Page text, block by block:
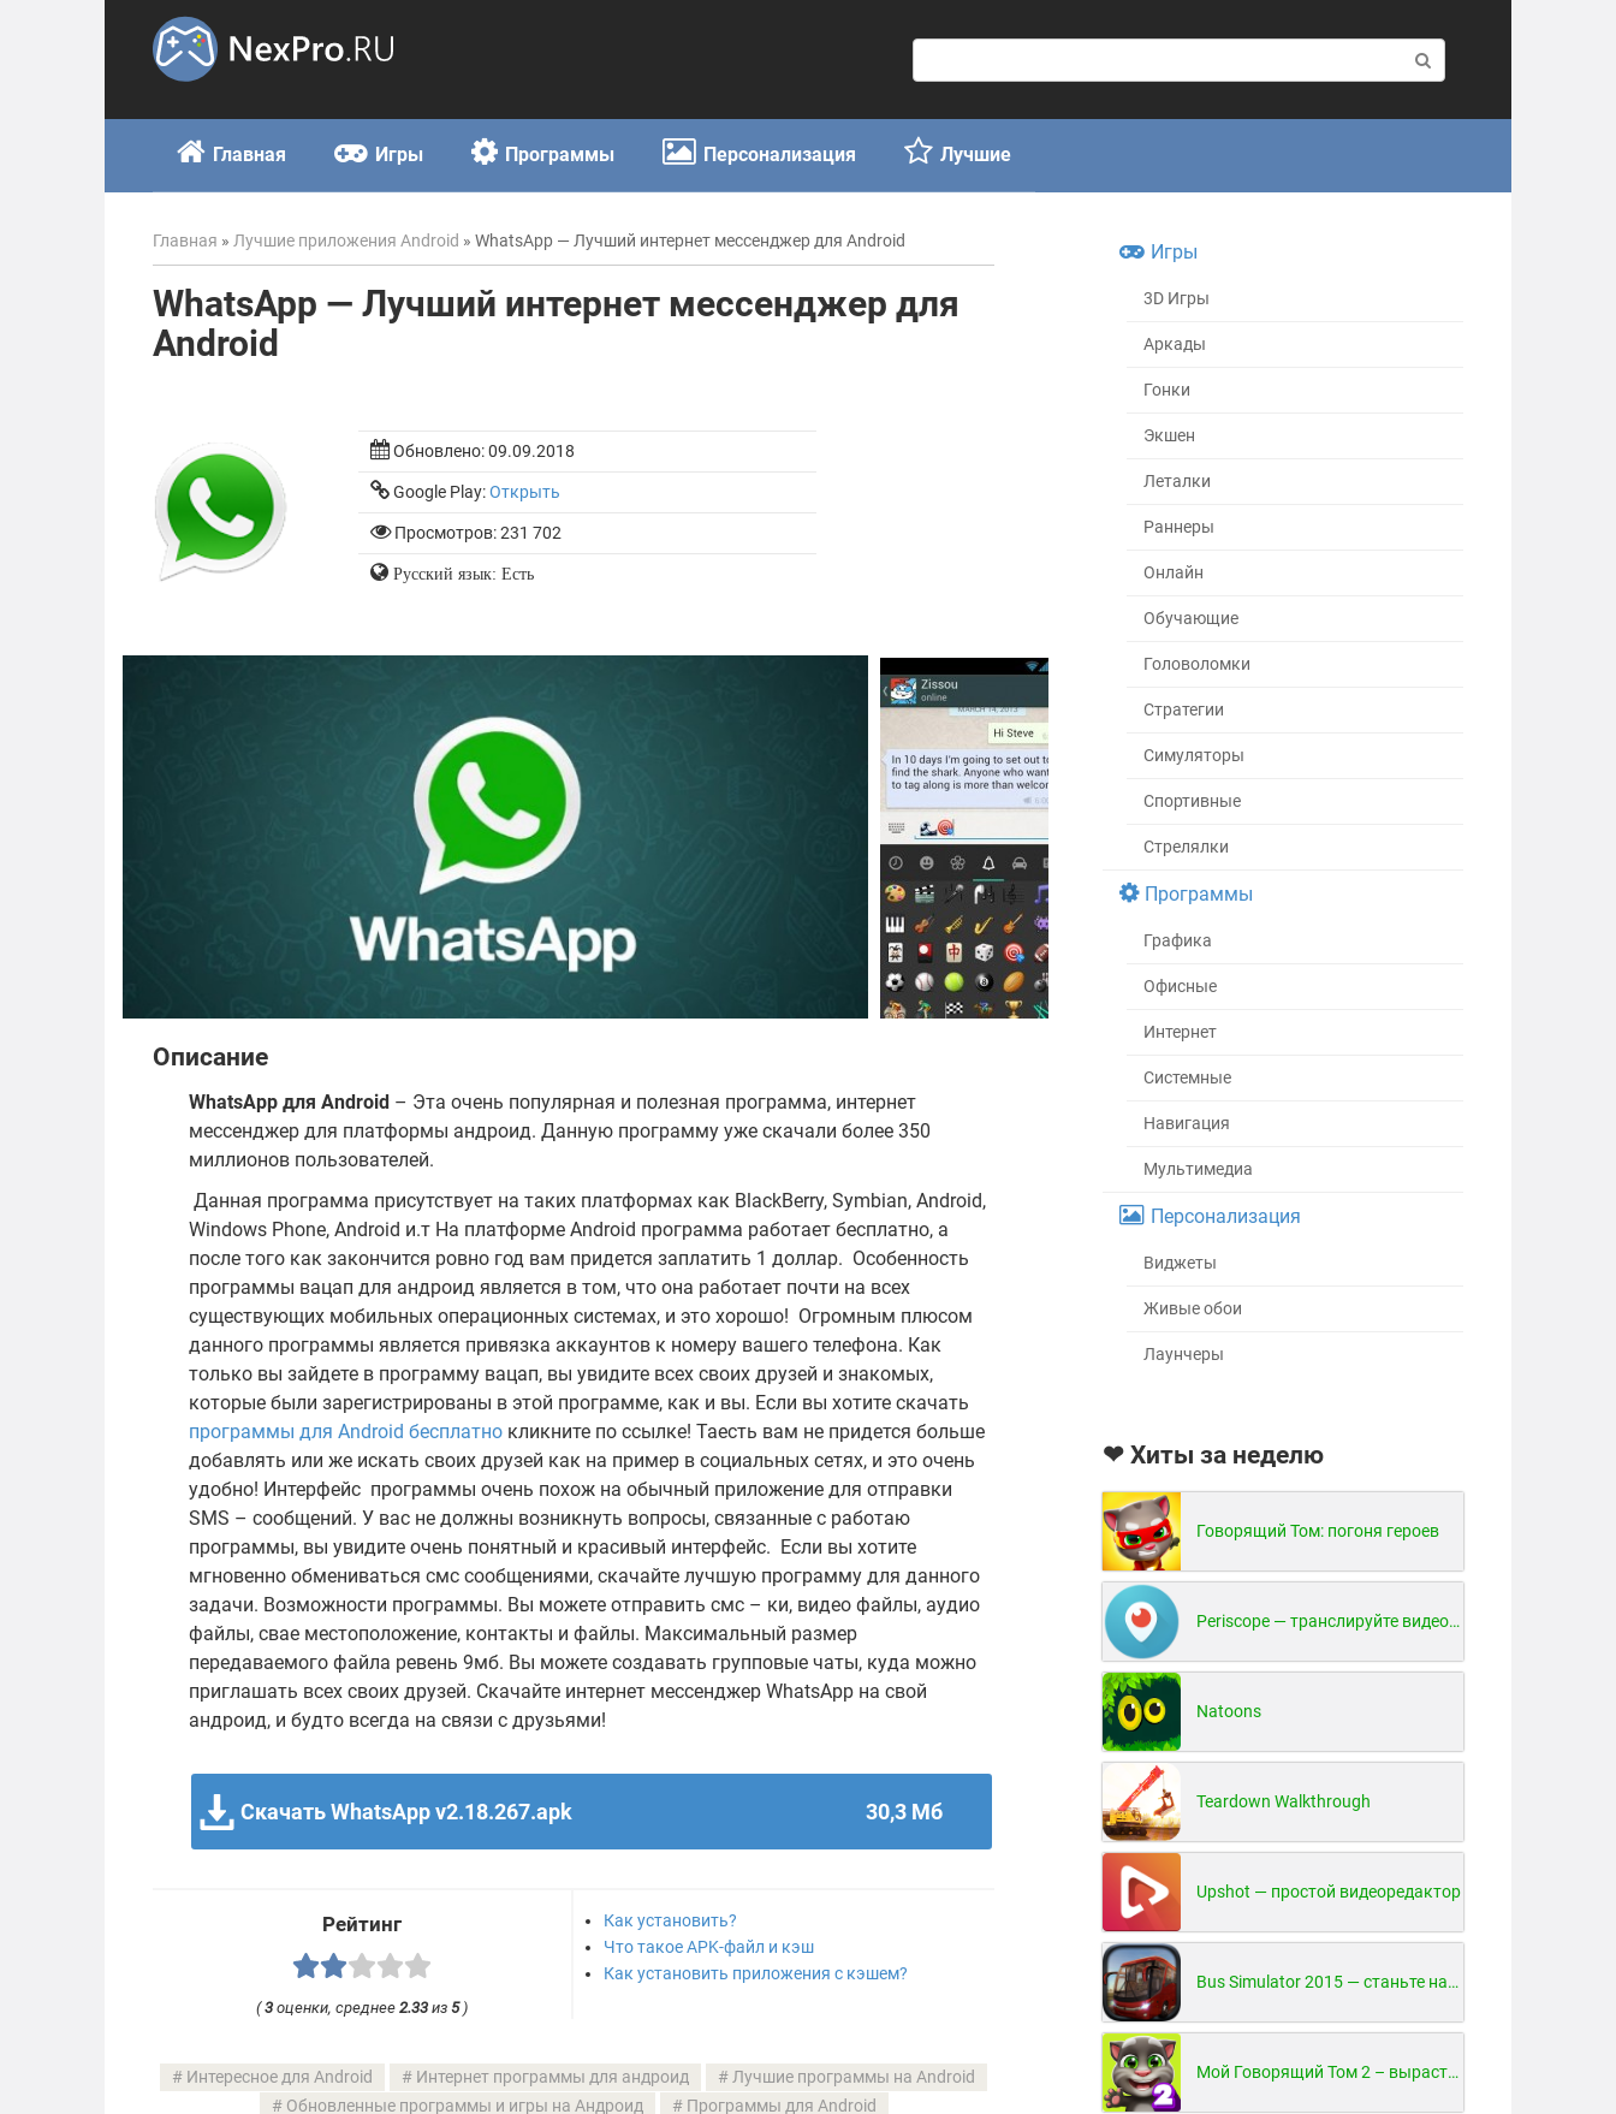
о
с
к
:
Главная Игры Программы Персонализация Лучшие
Главная » Лучшие приложения Android » WhatsApp — Лучший интернет мессенджер для Android
WhatsApp — Лучший интернет мессенджер для
Android
Обновлено:09.09.2018
Google Play:Открыть
Просмотров: 231 702
Русский язык: Есть
Описание
WhatsApp для Android – Эта очень популярная и полезная программа, интернет
мессенджер для платформы андроид. Данную программу уже скачали более 350
миллионов пользователей.
Данная программа присутствует на таких платформах как BlackBerry, Symbian, Android,
Windows Phone, Android и.т На платформе Android программа работает бесплатно, а
после того как закончится ровно год вам придется заплатить 1 доллар. Особенность
программы вацап для андроид является в том, что она работает почти на всех
существующих мобильных операционных системах, и это хорошо! Огромным плюсом
данного программы является привязка аккаунтов к номеру вашего телефона. Как
только вы зайдете в программу вацап, вы увидите всех своих друзей и знакомых,
которые были зарегистрированы в этой программе, как и вы. Если вы хотите скачать
программы для Android бесплатно кликните по ссылке! Таесть вам не придется больше
добавлять или же искать своих друзей как на пример в социальных сетях, и это очень
удобно! Интерфейс программы очень похож на обычный приложение для отправки
SMS – сообщений. У вас не должны возникнуть вопросы, связанные с работаю
программы, вы увидите очень понятный и красивый интерфейс. Если вы хотите
мгновенно обмениваться смс сообщениями, скачайте лучшую программу для данного
задачи. Возможности программы. Вы можете отправить смс – ки, видео файлы, аудио
файлы, свае местоположение, контакты и файлы. Максимальный размер
передаваемого файла ревень 9мб. Вы можете создавать групповые чаты, куда можно
приглашать всех своих друзей. Скачайте интернет мессенджер WhatsApp на свой
андроид, и будто всегда на связи с друзьями!
Скачать WhatsApp v2.18.267.apk 30,3 Мб
Рейтинг
(3 оценки, среднее 2.33 из 5)
Как установить?
Что такое APK-файл и кэш
Как установить приложения с кэшем?
Интересное для Android Интернет программы для андроид
Лучшие программы на Android
Обновленные программы и игры на Андроид
Программы для Android
Игры
3D Игры
Аркады
Гонки
Экшен
Леталки
Раннеры
Онлайн
Обучающие
Головоломки
Стратегии
Симуляторы
Спортивные
Стрелялки
Программы
Графика
Офисные
Интернет
Системные
Навигация
Мультимедиа
Персонализация
Виджеты
Живые обои
Лаунчеры
❤ Хиты за неделю
Говорящий Том: погоня героев
Periscope — транслируйте видео в реальном времени!
Natoons
Teardown Walkthrough
Upshot — простой видеоредактор
Bus Simulator 2015 — станьте настоящим водителем автобуса!
Мой Говорящий Том 2 – вырасти и воспитай своего котенка